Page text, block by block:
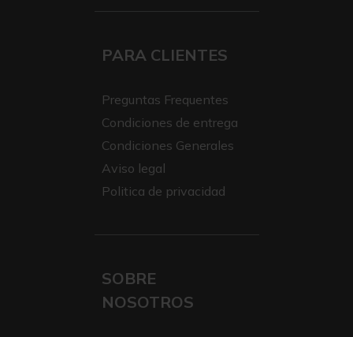
PARA CLIENTES
Preguntas Frequentes
Condiciones de entrega
Condiciones Generales
Aviso legal
Politica de privacidad
SOBRE
NOSOTROS